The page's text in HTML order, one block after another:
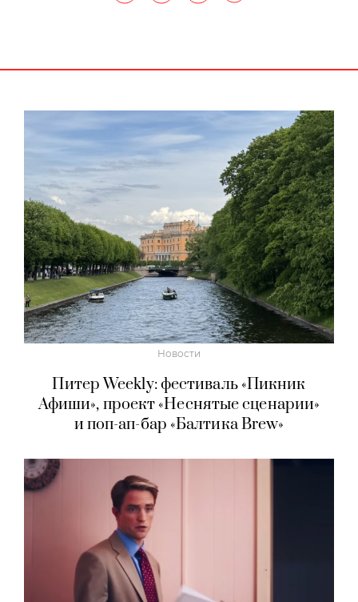
Новости
Питер Weekly: фестиваль «Пикник
Афиши», проект «Неснятые сценарии»
и поп-ап-бар «Балтика Brew»